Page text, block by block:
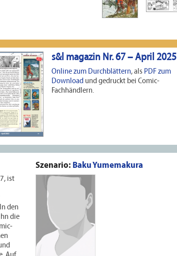
s&l magazin Nr. 67 – April 2025
Online zum Durchblättern, als PDF zum
Download und gedruckt bei Comic-
Fachhändlern.
ist
den
die
Szenario: Baku Yumemakura